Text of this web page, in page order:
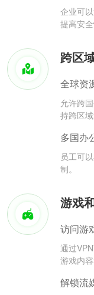
企业可
提高安
跨区
全球资
允许跨
持跨区域
多国办
员工可
制。
游戏
访问游
通过
游戏内
解锁流